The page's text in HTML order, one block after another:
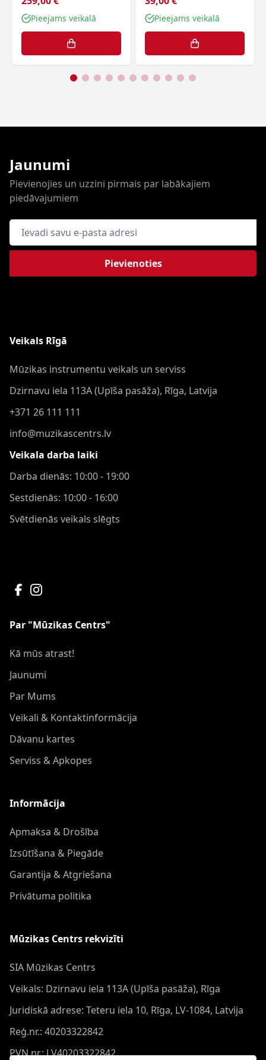
Pieejams veikalā Pieejams veikalā
Jaunumi
Pievienojies un uzzini pirmais par labākajiem
piedāvajumiem
E-pasta adrese
Pievienoties
Veikals Rīgā
Mūzikas instrumentu veikals un serviss
Dzirnavu iela 113A (Upīša pasāža), Rīga, Latvija
+371 26 111 111
info@muzikascentrs.lv
Veikala darba laiki
Darba dienās: 10:00 - 19:00
Sestdienās: 10:00 - 16:00
Svētdienās veikals slēgts
Par "Mūzikas Centrs"
Kā mūs atrast!
Jaunumi
Par Mums
Veikali & Kontaktinformācija
Dāvanu kartes
Serviss & Apkopes
Informācija
Apmaksa & Drošība
Izsūtīšana & Piegāde
Garantija & Atgriešana
Privātuma politika
Mūzikas Centrs rekvizīti
SIA Mūzikas Centrs
Veikals: Dzirnavu iela 113A (Upīša pasāža), Rīga
Juridiskā adrese: Teteru iela 10, Rīga, LV-1084, Latvija
Reģ.nr.: 40203322842
PVN nr.: LV40203322842